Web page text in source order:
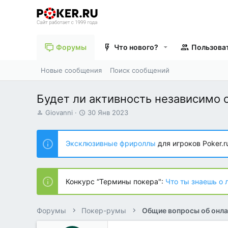
Форумы Что нового?
Новые сообщения Поиск сообщений
Будет ли активность независимо
А
т
о
р
т
е
м
ы
Giovanni
Д
т
н
а
ч
л
а
30 Янв 2023
Эксклюзивные фрироллы для игроков
Конкурс “Термины покера": Что ты знаешь о
Форумы Покер-румы Общие вопросы об